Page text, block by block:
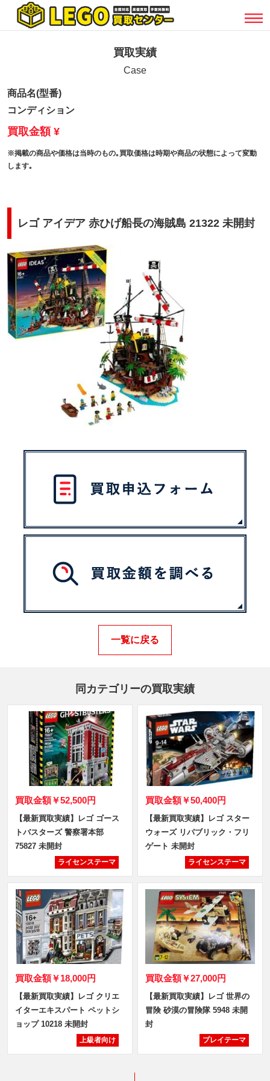
買取実績
Case
商品名(型番)
コンディション
買取金額 ¥
※掲載の商品や価格は当時のもの｡買取価格は時期や商品の状態によって変動
します｡
レゴ アイデア 赤ひげ船長の海賊島 21322 未開封
一覧に戻る
同カテゴリーの買取実績
買取金額￥52,500円
【最新買取実績】レゴ ゴース
トバスターズ 警察署本部
75827 未開封
ライセンステーマ
買取金額￥50,400円
【最新買取実績】レゴ スター
ウォーズ リパブリック・フリ
ゲート 未開封
ライセンステーマ
買取金額￥18,000円
【最新買取実績】レゴ クリエ
イターエキスパート ペットシ
ョップ 10218 未開封
上級者向け
買取金額￥27,000円
【最新買取実績】レゴ 世界の
冒険 砂漠の冒険隊 5948 未開
封
プレイテーマ